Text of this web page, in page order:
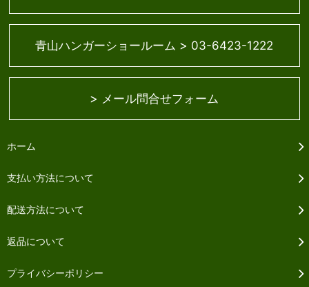
青山ハンガーショールーム > 03-6423-1222
> メール問合せフォーム
ホーム
支払い方法について
配送方法について
返品について
プライバシーポリシー